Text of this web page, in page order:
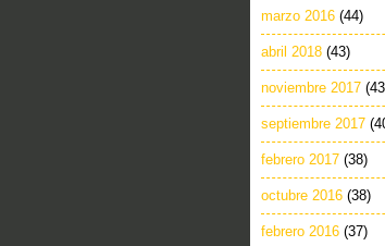
marzo 2016 (44)
abril 2018 (43)
noviembre 2017
septiembre 2017
febrero 2017 (38)
octubre 2016 (38)
febrero 2016 (37)